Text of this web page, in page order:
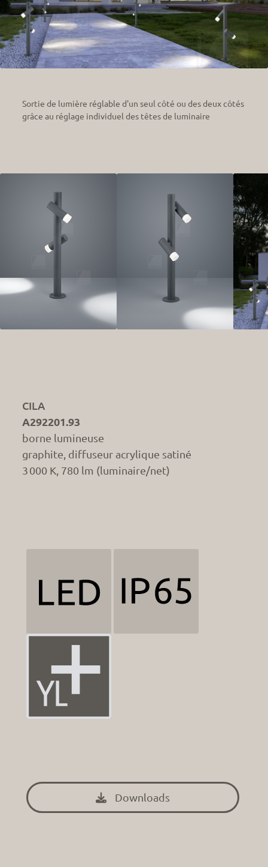
Sortie de lumière réglable d'un seul côté ou des deux côtés
grâce au réglage individuel des têtes de luminaire
CILA
A292201.93
borne lumineuse
graphite, diffuseur acrylique satiné
3 000 K, 780 lm (luminaire/net)
 Downloads